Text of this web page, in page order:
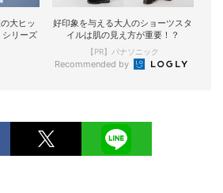
大ヒッ
シリーズ
好印象を与える大人のショーツスタ
イルは肌の見え方が重要！？
【PR】パナソニック
Recommended by